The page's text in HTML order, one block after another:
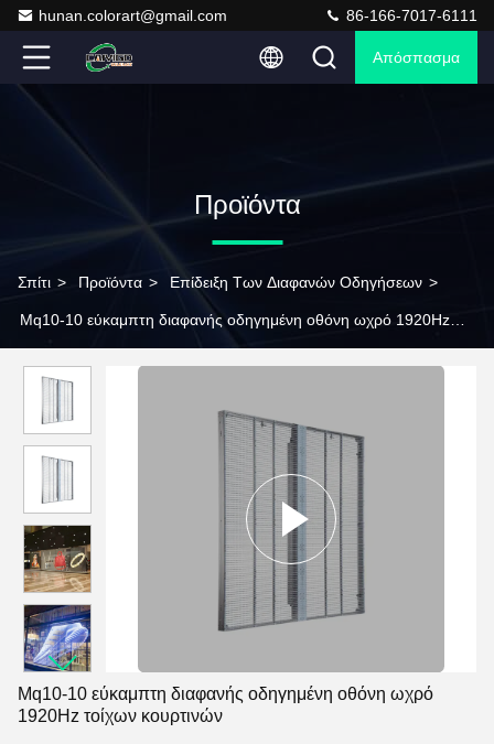
hunan.colorart@gmail.com 86-166-7017-6111
Απόσπασμα
Προϊόντα
Σπίτι > Προϊόντα > Επίδειξη Των Διαφανών Οδηγήσεων >
Mq10-10 εύκαμπτη διαφανής οδηγημένη οθόνη ωχρό 1920Hz
Mq10-10 εύκαμπτη διαφανής οδηγημένη οθόνη ωχρό
1920Hz τοίχων κουρτινών